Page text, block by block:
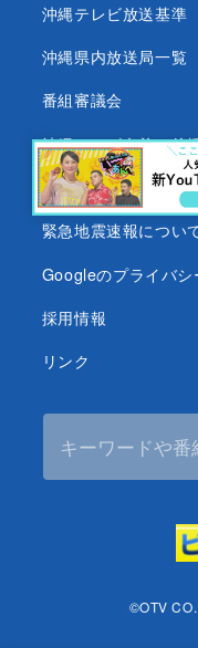
沖縄テレビ放送基準
沖縄県内放送局一覧
番組審議会
沖縄テレビ名義の後
テレビ視聴データに
緊急地震速報につい
Googleのプライバシ
採用情報
リンク
©OTV